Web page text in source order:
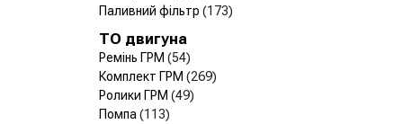
Паливний фільтр (173)
ТО двигуна
Ремінь ГРМ (54)
Комплект ГРМ (269)
Ролики ГРМ (49)
Помпа (113)